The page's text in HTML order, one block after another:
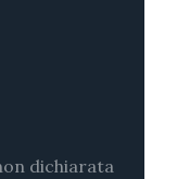
dichiarata